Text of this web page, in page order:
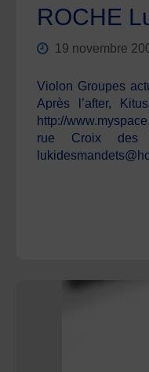
ROCHE
19 novembre
Violon Groupes
Après l’after,
http://
rue Croix